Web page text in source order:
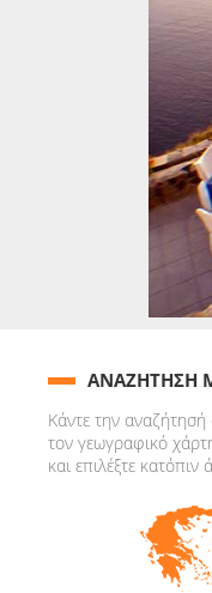
ΑΝΑΖΗΤΗΣΗ
Κάντε την
τον γεωγραφικό
και επιλέξτε κατόπιν